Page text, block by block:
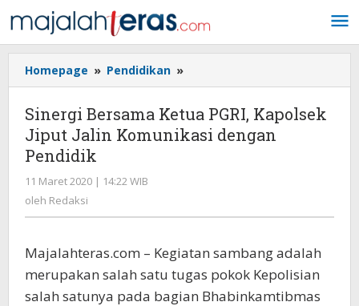
ke
konten
Homepage » Pendidikan »
Bersama
PGRI,
Kapolsek
Pendidik
Sinergi Bersama Ketua PGRI, Kapolsek
Jiput Jalin Komunikasi dengan
Pendidik
11 Maret 2020 | 14:22 WIB
oleh Redaksi
Majalahteras.com – Kegiatan sambang adalah
merupakan salah satu tugas pokok Kepolisian
salah satunya pada bagian Bhabinkamtibmas